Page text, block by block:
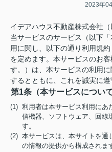
2023年
イデアハウス不動産株式会社
当サービスのサービス（以下
用に関し、以下の通り利用規
を定めます。本サービスのお
す。）は、本サービスの利用
するとともに、これを誠実に遵
第1条（本サービスについて
(1) 利用者は本サービス利用にあ
信機器、ソフトウェア、回線
す。
(2) 本サービスは、本サイトを通
の情報の提供から構成されま